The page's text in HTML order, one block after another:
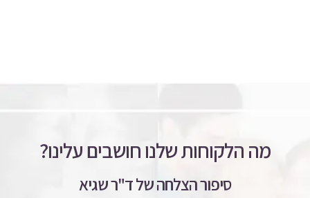
מה הלקוחות שלנו חושבים עלינו?
סיפור הצלחה של ד"ר שגיא